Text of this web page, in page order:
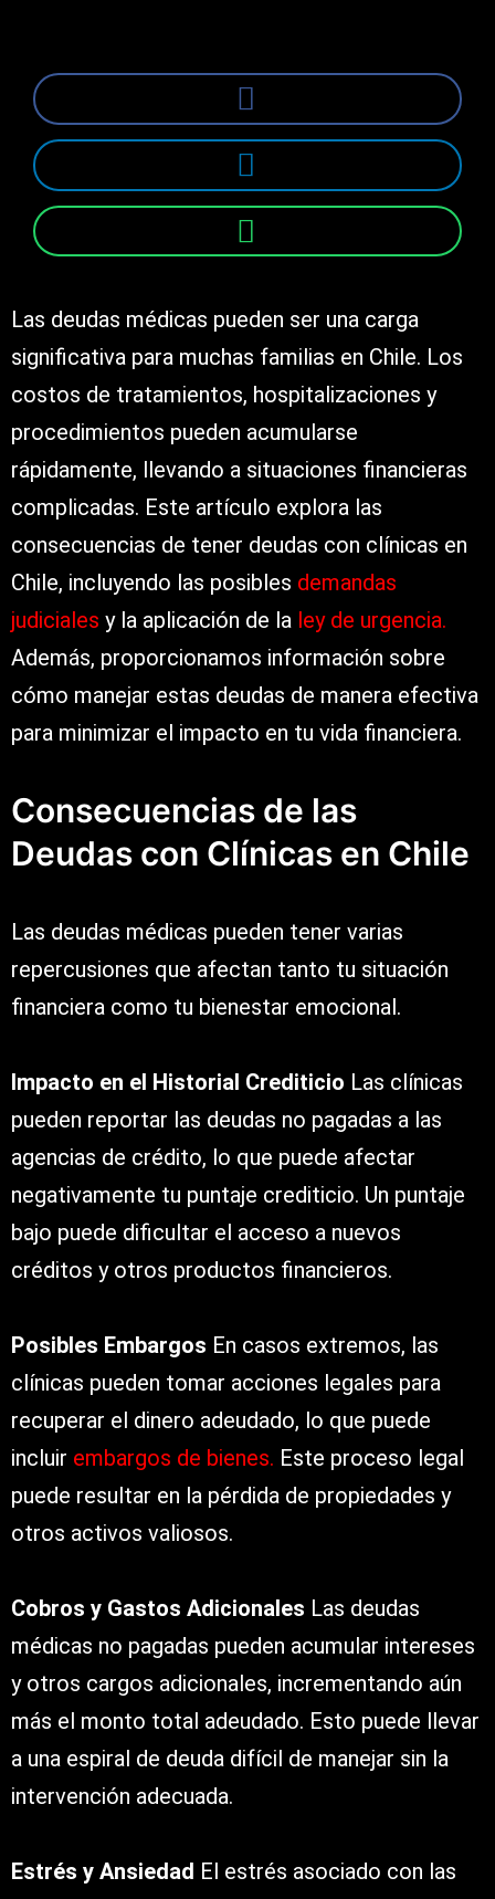
Las deudas médicas pueden ser una carga
significativa para muchas familias en Chile. Los
costos de tratamientos, hospitalizaciones y
procedimientos pueden acumularse
rápidamente, llevando a situaciones financieras
complicadas. Este artículo explora las
consecuencias de tener deudas con clínicas en
Chile, incluyendo las posibles demandas
judiciales y la aplicación de la ley de urgencia.
Además, proporcionamos información sobre
cómo manejar estas deudas de manera efectiva
para minimizar el impacto en tu vida financiera.
Consecuencias de las
Deudas con Clínicas en Chile
Las deudas médicas pueden tener varias
repercusiones que afectan tanto tu situación
financiera como tu bienestar emocional.
Impacto en el Historial Crediticio Las clínicas
pueden reportar las deudas no pagadas a las
agencias de crédito, lo que puede afectar
negativamente tu puntaje crediticio. Un puntaje
bajo puede dificultar el acceso a nuevos
créditos y otros productos financieros.
Posibles Embargos En casos extremos, las
clínicas pueden tomar acciones legales para
recuperar el dinero adeudado, lo que puede
incluir embargos de bienes. Este proceso legal
puede resultar en la pérdida de propiedades y
otros activos valiosos.
Cobros y Gastos Adicionales Las deudas
médicas no pagadas pueden acumular intereses
y otros cargos adicionales, incrementando aún
más el monto total adeudado. Esto puede llevar
a una espiral de deuda difícil de manejar sin la
intervención adecuada.
Estrés y Ansiedad El estrés asociado con las